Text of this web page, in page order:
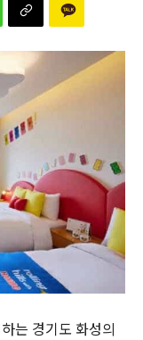
는 경기도 화성의